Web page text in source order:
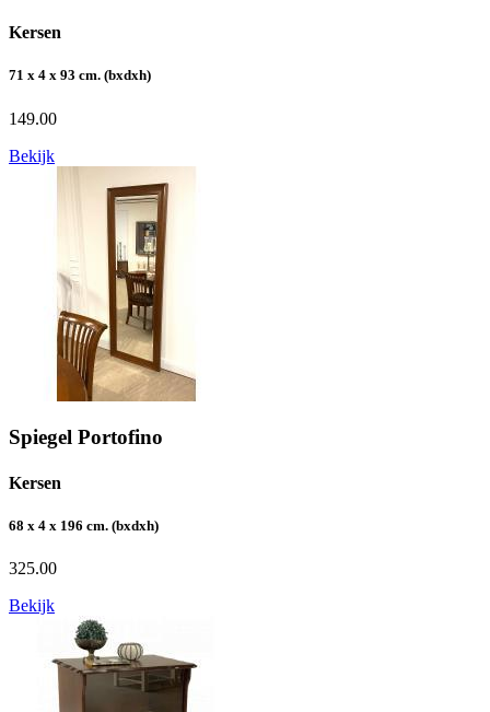
Kersen
71 x 4 x 93 cm. (bxdxh)
149.00
Bekijk
Spiegel Portofino
Kersen
68 x 4 x 196 cm. (bxdxh)
325.00
Bekijk